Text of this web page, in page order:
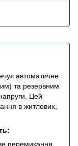
автоматичне
та резервним
Цей
в житлових,
перемикання